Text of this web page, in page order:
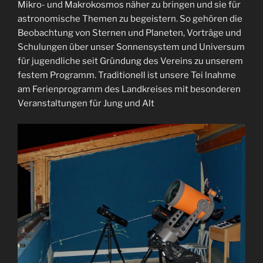
Mikro- und Makrokosmos näher zu bringen und sie für
astronomische Themen zu begeistern. So gehören die
Beobachtung von Sternen und Planeten, Vorträge und
Schulungen über unser Sonnensystem und Universum
für jugendliche seit Gründung des Vereins zu unserem
festem Programm. Traditionell ist unsere Tei lnahme
am Ferienprogramm des Landkreises mit besonderen
Veranstaltungen für Jung und Alt